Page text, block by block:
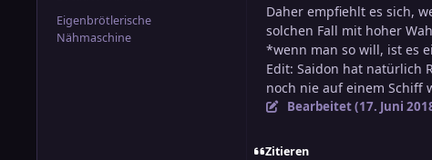
Eigenbrötlerische
Nähmaschine
Daher empfiehlt es sich,
solchen Fall mit hoher
*wenn man so will, ist es
Edit: Saidon hat natürlich
noch nie auf einem Schiff
Bearbeitet (17. Juni
Zitieren